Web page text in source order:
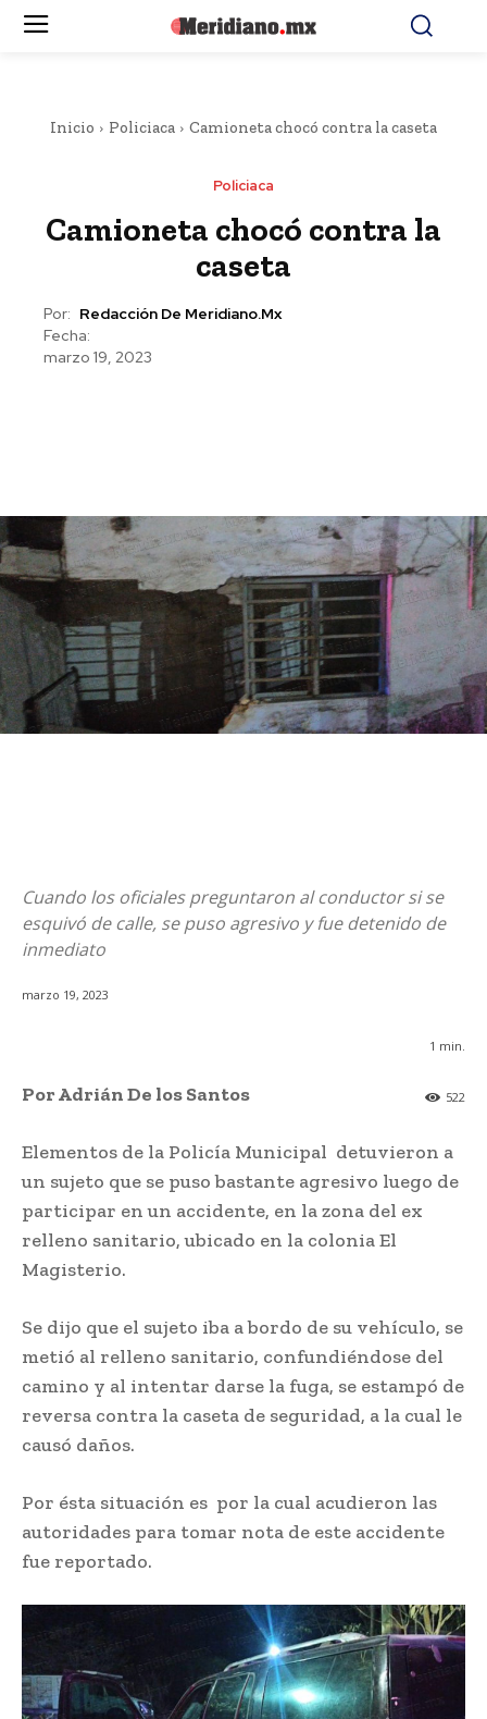
Inicio Policiaca Camioneta chocó contra la caseta
Policiaca
Camioneta chocó contra la
caseta
Por: Redacción De Meridiano.mx
Fecha:
marzo 19, 2023
Cuando los oficiales preguntaron al conductor si se
esquivó de calle, se puso agresivo y fue detenido de
inmediato
marzo 19, 2023
1 min.
522
Por Adrián De los Santos
Elementos de la Policía Municipal detuvieron a
un sujeto que se puso bastante agresivo luego de
participar en un accidente, en la zona del ex
relleno sanitario, ubicado en la colonia El
Magisterio.
Se dijo que el sujeto iba a bordo de su vehículo, se
metió al relleno sanitario, confundiéndose del
camino y al intentar darse la fuga, se estampó de
reversa contra la caseta de seguridad, a la cual le
causó daños.
Por ésta situación es por la cual acudieron las
autoridades para tomar nota de este accidente
fue reportado.